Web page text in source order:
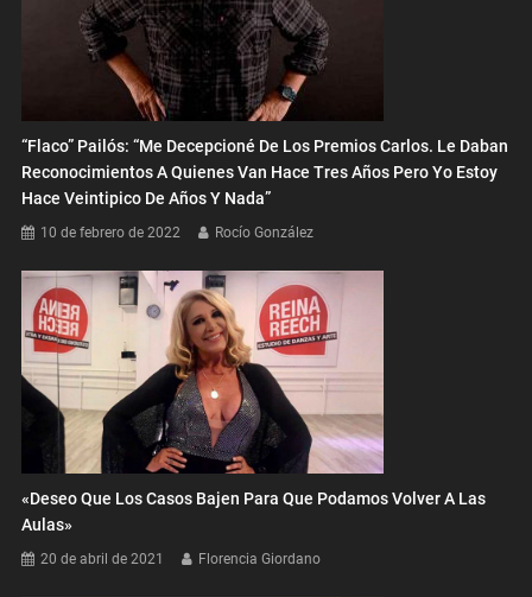
“Flaco” Pailós: “Me Decepcioné De Los Premios Carlos. Le Daban
Reconocimientos A Quienes Van Hace Tres Años Pero Yo Estoy
Hace Veintipico De Años Y Nada”
10 de febrero de 2022 Rocío González
«Deseo Que Los Casos Bajen Para Que Podamos Volver A Las
Aulas»
20 de abril de 2021 Florencia Giordano